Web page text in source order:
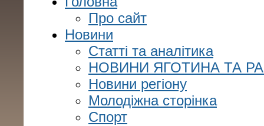
Про сайт
Новини
Статті та аналітика
НОВИНИ ЯГОТИНА ТА
Новини регіону
Молодіжна сторінка
Спорт